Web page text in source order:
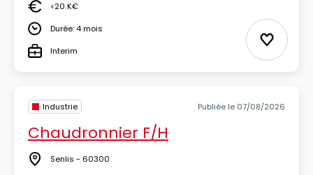
Salaire<20 K€
DuréeDurée: 4 mois
TypeInterim Ajouter
Industrie Publiée le 07/08/2026
Chaudronnier F/H
Lieu Senlis - 60300